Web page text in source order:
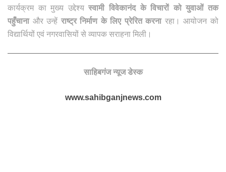
कार्यक्रम का मुख्य उद्देश्यस्वामी विवेकानंद के विचारों को युवाओं तक
पहुँचानाऔर उन्हें राष्ट्र निर्माण के लिए प्रेरित करनारहा। आयोजन को
विद्यार्थियों एवं नगरवासियों से व्यापक सराहना मिली ।
साहिबगंज न्यूज डेस्क
www.sahibganjnews.com